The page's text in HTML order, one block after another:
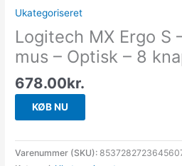
Ukategoriseret
Logitech MX Ergo S
mus – Optisk – 8
678.00kr.
KØB NU
Varenummer (SKU):